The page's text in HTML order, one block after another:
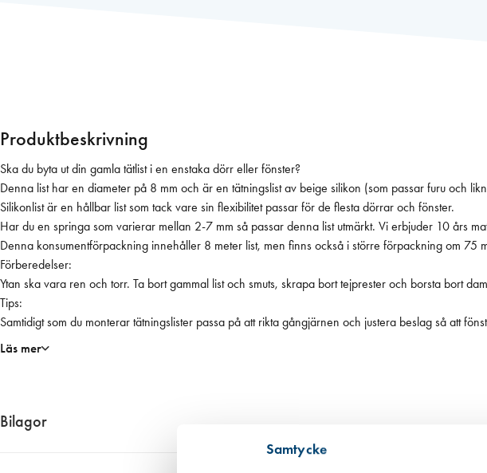
Samtycke
å
g
s
p
å
r
F
U
R
U
u
m
Bilagor
Produktbeskrivning
Ska du byta ut din gamla tätlist i en enstaka dörr eller fönster?
Denna list har en diameter på 8 mm och är en tätningslist av beige silikon (som passar furu och
Silikonlist är en hållbar list som tack vare sin flexibilitet passar för de flesta dörrar och fönster.
Har du en springa som varierar mellan 2-7 mm så passar denna list utmärkt. Vi erbjuder 10 års
Denna konsumentförpackning innehåller 8 meter list, men finns också i större
Förberedelser:
Ytan ska vara ren och torr. Ta bort gammal list och smuts, skrapa bort tejprester och borsta bort
Tips:
Samtidigt som du monterar tätningslister passa på att rikta gångjärnen och justera beslag så att
Läs mer